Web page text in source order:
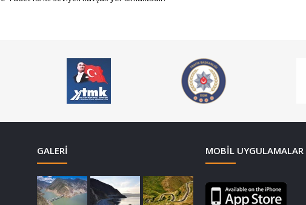
GALERI MOBIL UYGULAMALAR